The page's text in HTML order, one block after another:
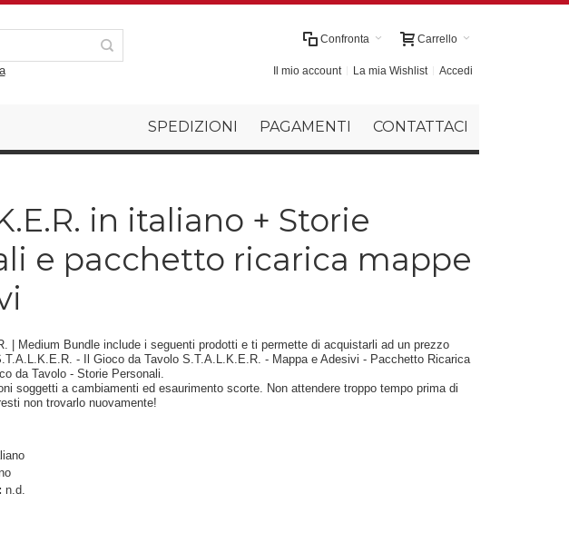
Carrello
Confronta
Il mio account La mia Wishlist Accedi
CONTATTACI
PAGAMENTI
SPEDIZIONI
in italiano + Storie
e pacchetto ricarica mappe
| Medium Bundle include i seguenti prodotti e ti permette di acquistarli ad un prezzo
- Il Gioco da Tavolo S.T.A.L.K.E.R. - Mappa e Adesivi - Pacchetto Ricarica
da Tavolo - Storie Personali.
soggetti a cambiamenti ed esaurimento scorte. Non attendere troppo tempo prima di
non trovarlo nuovamente!
n.d.